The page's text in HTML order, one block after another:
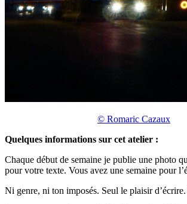
© Romaric Cazaux
Quelques informations sur cet atelier :
Chaque début de semaine je publie une photo
pour votre texte. Vous avez une semaine pour
Ni genre, ni ton imposés. Seul le plaisir